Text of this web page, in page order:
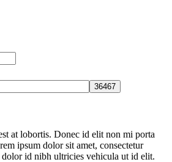
at lobortis. Donec id elit non mi porta
ipsum dolor sit amet, consectetur
id nibh ultricies vehicula ut id elit.